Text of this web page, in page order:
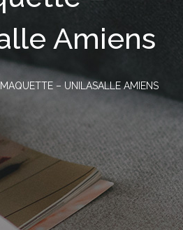
Amiens
MAQUETTE – UNILASALLE AMIENS